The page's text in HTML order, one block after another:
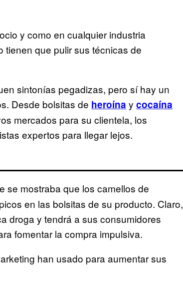
y como en cualquier industria
tienen que pulir sus técnicas de
sintonías pegadizas, pero sí hay un
Desde bolsitas de heroína y cocaína
mercados para su clientela, los
expertos para llegar lejos.
se mostraba que los camellos de
en las bolsitas de su producto. Claro,
droga y tendrá a sus consumidores
fomentar la compra impulsiva.
han usado para aumentar sus